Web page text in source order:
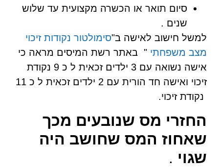
סיום תואר או הכשרה מקצועית עד שלוש
שנים .
למשל חישוב לאישה ב"סימולטור נקודות זיכוי
מצב משפחתי " באתר רשת המיסים מראה כי
אישה נשואה עם 3 ילדים זכאית ל כ 9 נקודת
זיכוי ואישה חד הורית עם 2 ילדים זכאית ל כ 11
נקודת זיכוי.
החזרי מס שנובעים מכך
שאחוז המס שחושב היה
שגוי .